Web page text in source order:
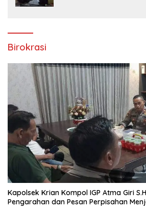
Birokrasi
Kapolsek Krian Kompol IGP Atma Giri
Pengarahan dan Pesan Perpisahan